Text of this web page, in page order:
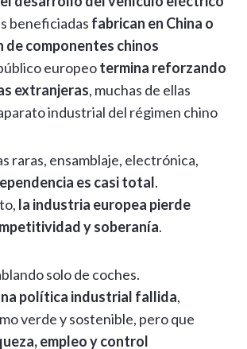
beneficiadas fabrican en China o
de componentes chinos
europeotermina reforzando
extranjeras, muchas de ellas
industrial del régimen chino
raras, ensamblaje, electrónica,
es casi total.
la industria europea pierde
y soberanía.
solo de coches.
política industrial fallida,
verde y sostenible, pero que
empleo y control